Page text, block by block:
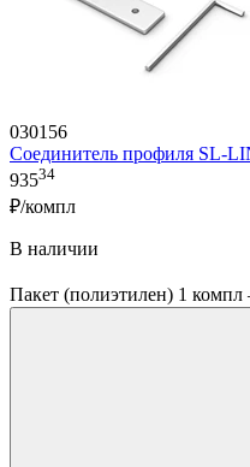
030156
Соединитель профиля SL-
93534
₽/компл
В наличии
Пакет (полиэтилен) 1